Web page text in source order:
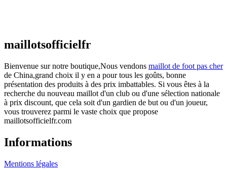
maillotsofficielfr
Bienvenue sur notre boutique,Nous vendons maillot de foot pas cher
de China,grand choix il y en a pour tous les goûts, bonne
présentation des produits à des prix imbattables. Si vous êtes à la
recherche du nouveau maillot d'un club ou d'une sélection nationale
à prix discount, que cela soit d'un gardien de but ou d'un joueur,
vous trouverez parmi le vaste choix que propose
maillotsofficielfr.com
Informations
Mentions légales